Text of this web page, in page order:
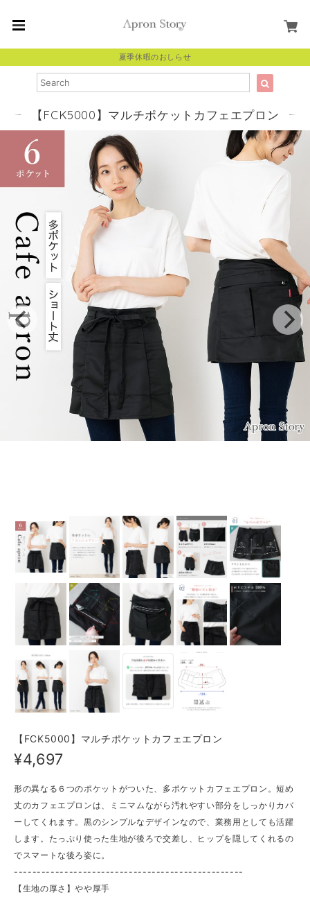
夏季休暇のおしらせ
【FCK5000】マルチポケットカフェエプロン
【FCK5000】マルチポケットカフェエプロン
¥4,697
形の異なる６つのポケットがついた、多ポケットカフェエプロン。短め
丈のカフェエプロンは、ミニマムながら汚れやすい部分をしっかりカバ
ーしてくれます。黒のシンプルなデザインなので、業務用としても活躍
します。たっぷり使った生地が後ろで交差し、ヒップを隠してくれるの
でスマートな後ろ姿に。
--------------------------------------------------
【生地の厚さ】やや厚手